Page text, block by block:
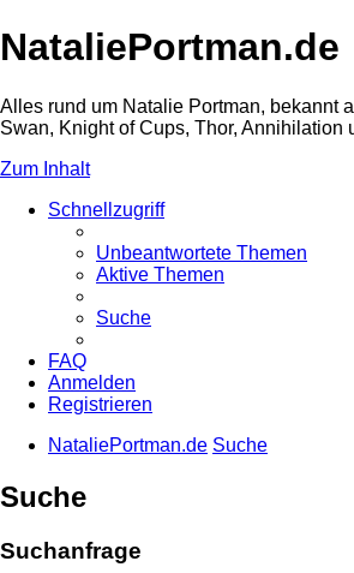
NataliePortman.de
Alles rund um Natalie Portman, bekannt
Swan, Knight of Cups, Thor, Annihilation
Zum Inhalt
Schnellzugriff
Unbeantwortete Themen
Aktive Themen
Suche
FAQ
Anmelden
Registrieren
NataliePortman.de Suche
Suche
Suchanfrage